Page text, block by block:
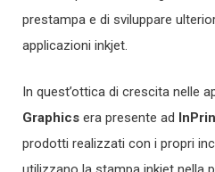
prestampa e di sviluppare
applicazioni inkjet.
In quest’ottica di crescita nelle
Graphics era presente ad
prodotti realizzati con i propri